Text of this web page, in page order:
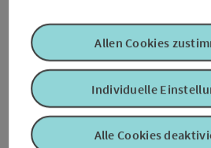
Anreise/Lage
Eignung
Barrierefreiheit
Alle Cookies
Individuelle
Allen Cookies